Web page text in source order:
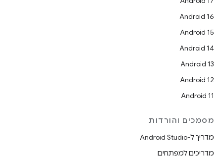
Android 16
Android 15
Android 14
Android 13
Android 12
Android 11
מסמכים והורדות
מדריך ל-Android Studio
מדריכים למפתחים